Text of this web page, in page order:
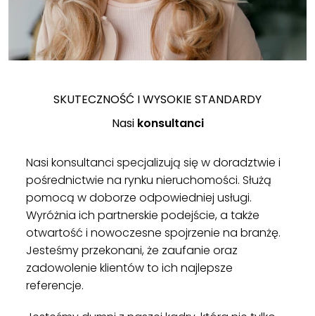
SKUTECZNOŚĆ I WYSOKIE STANDARDY
Nasi konsultanci
Nasi konsultanci specjalizują się w doradztwie i
pośrednictwie na rynku nieruchomości. Służą
pomocą w doborze odpowiedniej usługi.
Wyróżnia ich partnerskie podejście, a także
otwartość i nowoczesne spojrzenie na branżę.
Jesteśmy przekonani, że zaufanie oraz
zadowolenie klientów to ich najlepsze
referencje.